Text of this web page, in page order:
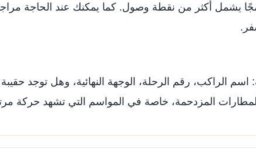
يشمل أكثر من نقطة وصول. كما يمكنك عند الحاجة
اسم الراكب، رقم الرحلة، الوجهة النهائية، وهل توجد
المطارات المزدحمة، خاصة في المواسم التي تشهد حركة